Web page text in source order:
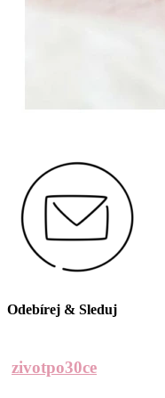
Odebírej & Sleduj
zivotpo30ce